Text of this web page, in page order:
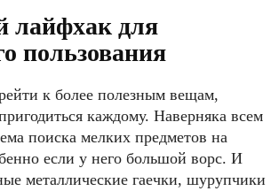
лайфхак для
пользования
к более полезным вещам,
каждому. Наверняка всем
поиска мелких предметов на
если у него большой ворс. И
металлические гаечки, шурупчики